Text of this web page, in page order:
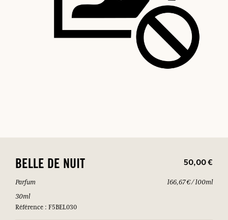
BELLE DE NUIT 50,00 €
Parfum
30ml
Référence : F5BEL030
166,67 € / 100ml